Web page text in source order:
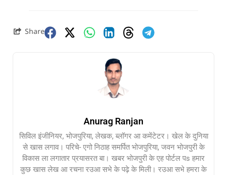
Share
Anurag Ranjan
सिविल इंजीनियर, भोजपुरिया, लेखक, ब्लॉगर आ कमेंटेटर। खेल के दुनिया
से खास लगाव। परिचे- एगो निठाह समर्पित भोजपुरिया, जवन भोजपुरी के
विकास ला लगातार प्रयासरत बा। खबर भोजपुरी के एह पोर्टल पs हमार
कुछ खास लेख आ रचना रउआ सभे के पढ़े के मिली। रउआ सभे हमरा के